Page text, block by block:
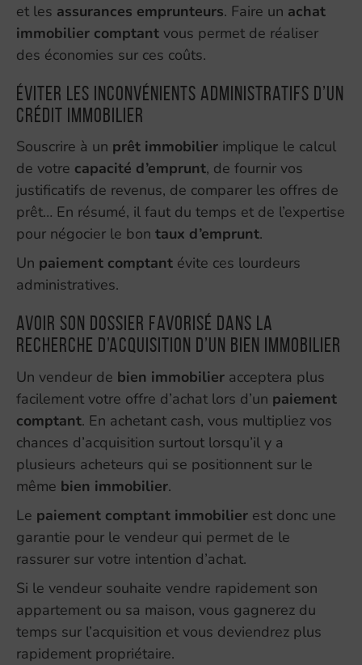
et les assurances emprunteurs. Faire un achat
immobilier comptant vous permet de réaliser
des économies sur ces coûts.
Éviter les inconvénients administratifs d’un
crédit immobilier
Souscrire à un prêt immobilier implique le calcul
de votre capacité d’emprunt, de fournir vos
justificatifs de revenus, de comparer les offres de
prêt… En résumé, il faut du temps et de l’expertise
pour négocier le bon taux d’emprunt.
Un paiement comptant évite ces lourdeurs
administratives.
Avoir son dossier favorisé dans la
recherche d’acquisition d’un bien immobilier
Un vendeur de bien immobilier acceptera plus
facilement votre offre d’achat lors d’un paiement
comptant. En achetant cash, vous multipliez vos
chances d’acquisition surtout lorsqu’il y a
plusieurs acheteurs qui se positionnent sur le
même bien immobilier.
Le paiement comptant immobilier est donc une
garantie pour le vendeur qui permet de le
rassurer sur votre intention d’achat.
Si le vendeur souhaite vendre rapidement son
appartement ou sa maison, vous gagnerez du
temps sur l’acquisition et vous deviendrez plus
rapidement propriétaire.